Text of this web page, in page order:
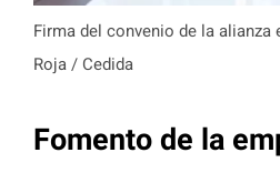
Firma del convenio de la alianza
Roja / Cedida
Fomento de la